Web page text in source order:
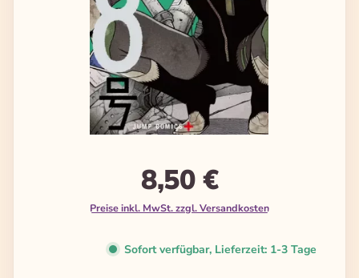
8,50 €
Preise inkl. MwSt. zzgl. Versandkosten
Sofort verfügbar, Lieferzeit: 1-3 Tage